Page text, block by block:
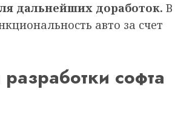
дальнейших доработок. В
авто за счет
софта